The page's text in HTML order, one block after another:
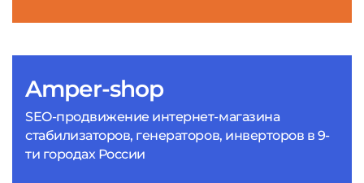
Amper-shop
SEO-продвижение интернет-магазина
стабилизаторов, генераторов, инверторов в 9-
ти городах России